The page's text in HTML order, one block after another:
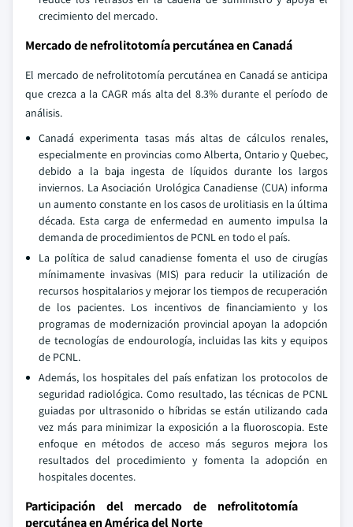
crecimiento del mercado.
Mercado de nefrolitotomía percutánea en Canadá
El mercado de nefrolitotomía percutánea en Canadá se anticipa
que crezca a la CAGR más alta del 8.3% durante el período de
análisis.
Canadá experimenta tasas más altas de cálculos renales,
especialmente en provincias como Alberta, Ontario y Quebec,
debido a la baja ingesta de líquidos durante los largos
inviernos. La Asociación Urológica Canadiense (CUA) informa
un aumento constante en los casos de urolitiasis en la última
década. Esta carga de enfermedad en aumento impulsa la
demanda de procedimientos de PCNL en todo el país.
La política de salud canadiense fomenta el uso de cirugías
mínimamente invasivas (MIS) para reducir la utilización de
recursos hospitalarios y mejorar los tiempos de recuperación
de los pacientes. Los incentivos de financiamiento y los
programas de modernización provincial apoyan la adopción
de tecnologías de endourología, incluidas las kits y equipos
de PCNL.
Además, los hospitales del país enfatizan los protocolos de
seguridad radiológica. Como resultado, las técnicas de PCNL
guiadas por ultrasonido o híbridas se están utilizando cada
vez más para minimizar la exposición a la fluoroscopia. Este
enfoque en métodos de acceso más seguros mejora los
resultados del procedimiento y fomenta la adopción en
hospitales docentes.
Participación del mercado de nefrolitotomía
percutánea en América del Norte